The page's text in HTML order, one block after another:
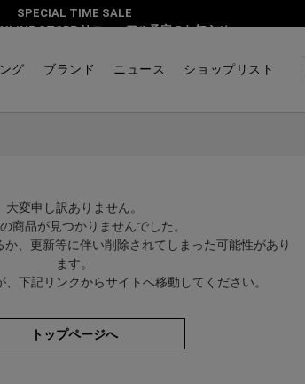
SPECIAL TIME SALE
STORE リニューアル予定のお知らせ
グ ブランド ニュース ショップリスト
大変申し訳ありません。
商品が見つかりませんでした。
か、更新等に伴い削除されてしまった可能性があり
ます。
下記リンクからサイトへ移動してください。
トップページへ